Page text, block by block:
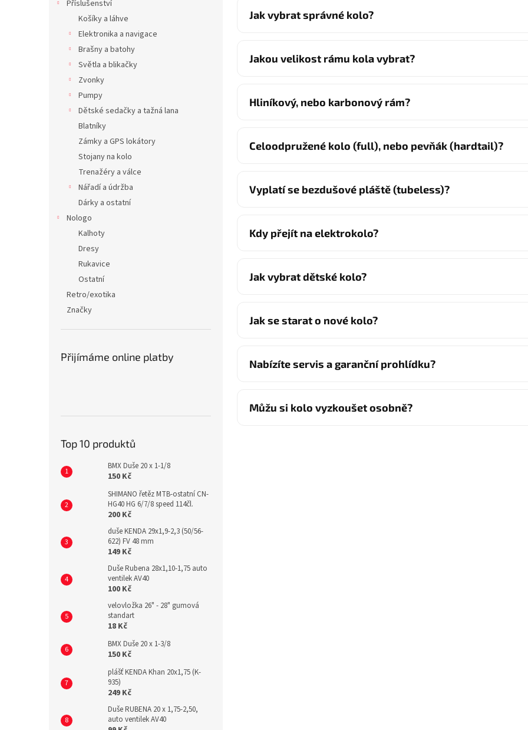
Příslušenství
Košíky a láhve
Elektronika a navigace
Brašny a batohy
Světla a blikačky
Zvonky
Pumpy
Dětské sedačky a tažná lana
Blatníky
Zámky a GPS lokátory
Stojany na kolo
Trenažéry a válce
Nářadí a údržba
Dárky a ostatní
Nologo
Kalhoty
Dresy
Rukavice
Ostatní
Retro/exotika
Značky
Přijímáme online platby
Top 10 produktů
BMX Duše 20 x 1-1/8
150 Kč
SHIMANO řetěz MTB-ostatní CN-
HG40 HG 6/7/8 speed 114čl.
200 Kč
duše KENDA 29x1,9-2,3 (50/56-
622) FV 48 mm
149 Kč
Duše Rubena 28x1,10-1,75 auto
ventilek AV40
100 Kč
velovložka 26" - 28" gumová
standart
18 Kč
BMX Duše 20 x 1-3/8
150 Kč
plášť KENDA Khan 20x1,75 (K-
935)
249 Kč
Duše RUBENA 20 x 1,75-2,50,
auto ventilek AV40
Jak vybrat správné kolo?
Jakou velikost rámu kola vybrat?
Hliníkový, nebo karbonový rám?
Celoodpružené kolo (full), nebo pevňák (hardtail)?
Vyplatí se bezdušové pláště (tubeless)?
Kdy přejít na elektrokolo?
Jak vybrat dětské kolo?
Jak se starat o nové kolo?
Nabízíte servis a garanční prohlídku?
Můžu si kolo vyzkoušet osobně?